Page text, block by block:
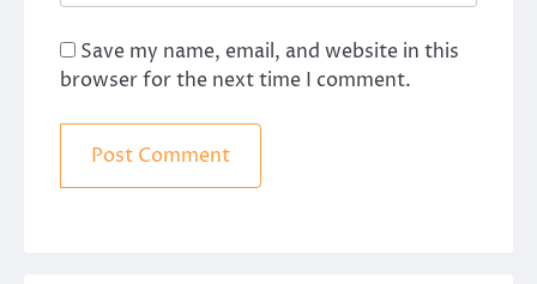
Save my name, email, and website in this
browser for the next time I comment.